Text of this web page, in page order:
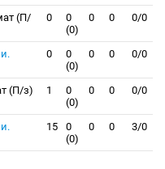
(П/
0
0
(0)
0 0 0/0
0
0
(0)
0 0 0/0
(П/з) 1
0
(0)
0 0 0/0
15
0
(0)
0 0 3/0